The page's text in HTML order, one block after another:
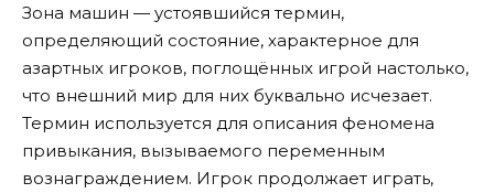
Зона машин — устоявшийся термин,
определяющий состояние, характерное для
азартных игроков, поглощённых игрой настолько,
что внешний мир для них буквально исчезает.
Термин используется для описания феномена
привыкания, вызываемого переменным
вознаграждением. Игрок продолжает играть,